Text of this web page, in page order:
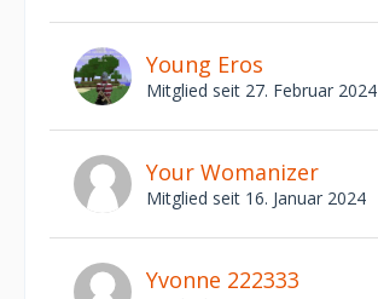
Young Eros
Mitglied seit 27. Februar 2024
Your Womanizer
Mitglied seit 16. Januar 2024
Yvonne 222333